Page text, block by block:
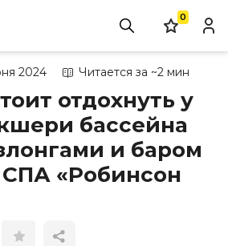
0
2024 Читается за ~2 мин
отдохнуть у
бассейна
и баром
СПА «Робинсон